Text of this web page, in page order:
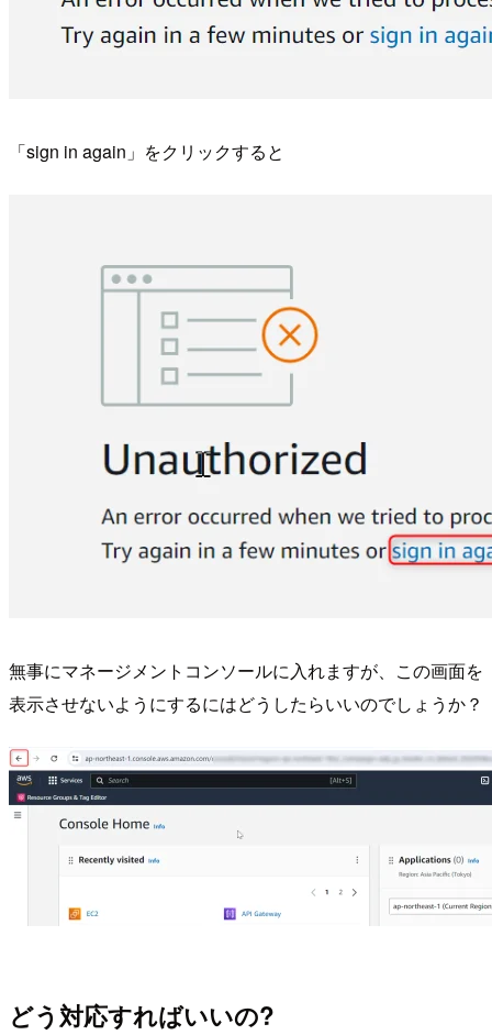
「sign in again」をクリックすると
無事にマネージメントコンソールに入れますが、この画面を
表示させないようにするにはどうしたらいいのでしょうか？
どう対応すればいいの?